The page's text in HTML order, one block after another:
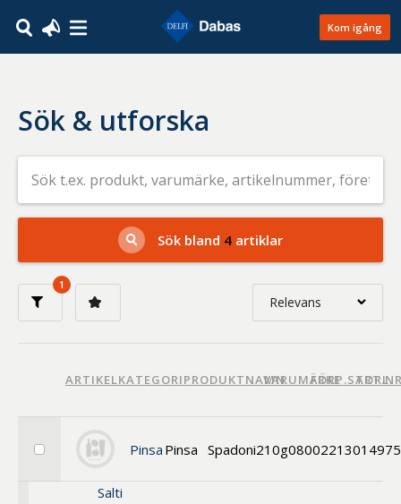
Kom igång
Sök & utforska
Sök
efter
livsmedel
på
t.ex.
produkt,
varumärke,
artikelnummer,
Sök bland 4 artiklar
1
Relevans
Nyaste
Benämning A-
ARTIKELKATEGORIPRODUKTNAMNVARUMÄRKEFÖRP.STORL.
Välj
Pinsa Pinsa Spadoni210g08002213014975
Salti